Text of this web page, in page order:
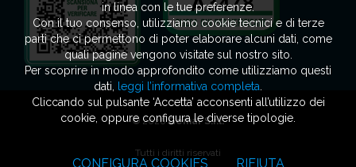
© 2026Gemar S.r.l.
Tutti i diritti riservati
in linea con le tue preferenze.
Con il tuo consenso, utilizziamo cookie tecnici e di terze
parti che ci permettono di poter elaborare alcuni dati, come
quali pagine vengono visitate sul nostro sito.
Per scoprire in modo approfondito come utilizziamo questi
dati,
leggi l’informativa completa
Cliccando sul pulsante ‘Accetta’ acconsenti all’utilizzo dei
cookie, oppure configura le diverse tipologie.
CONFIGURA COOKIES RIFIUTA